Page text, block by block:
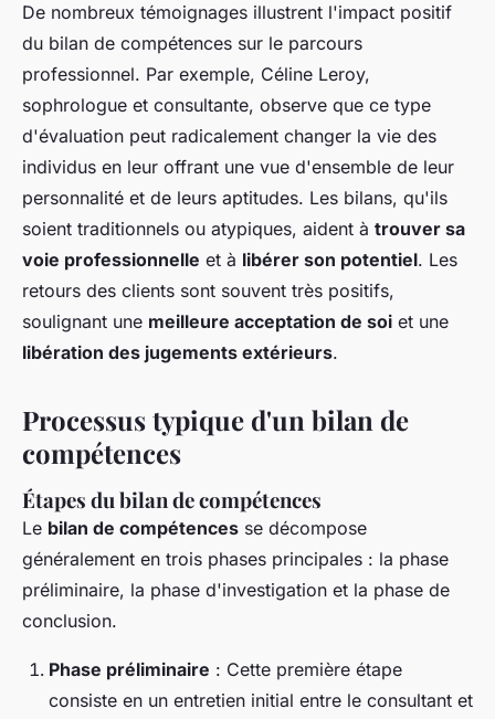
De nombreux témoignages illustrent l'impact positif
du bilan de compétences sur le parcours
professionnel. Par exemple, Céline Leroy,
sophrologue et consultante, observe que ce type
d'évaluation peut radicalement changer la vie des
individus en leur offrant une vue d'ensemble de leur
personnalité et de leurs aptitudes. Les bilans, qu'ils
soient traditionnels ou atypiques, aident à trouver sa
voie professionnelle et à libérer son potentiel. Les
retours des clients sont souvent très positifs,
soulignant une meilleure acceptation de soi et une
libération des jugements extérieurs.
Processus typique d'un bilan de
compétences
Étapes du bilan de compétences
Le bilan de compétences se décompose
généralement en trois phases principales : la phase
préliminaire, la phase d'investigation et la phase de
conclusion.
Phase préliminaire : Cette première étape
consiste en un entretien initial entre le consultant et